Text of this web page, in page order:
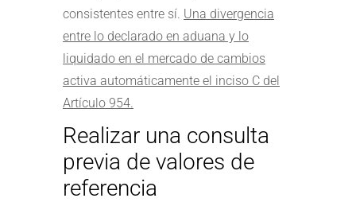
consistentes entre sí. Una divergencia
entre lo declarado en aduana y lo
liquidado en el mercado de cambios
activa automáticamente el inciso C del
Artículo 954.
Realizar una consulta
previa de valores de
referencia